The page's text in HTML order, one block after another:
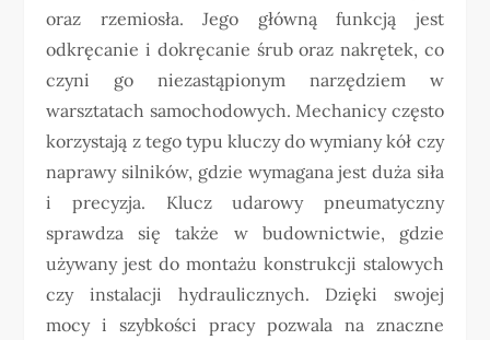
oraz rzemiosła. Jego główną funkcją jest
odkręcanie i dokręcanie śrub oraz nakrętek, co
czyni go niezastąpionym narzędziem w
warsztatach samochodowych. Mechanicy często
korzystają z tego typu kluczy do wymiany kół czy
naprawy silników, gdzie wymagana jest duża siła
i precyzja. Klucz udarowy pneumatyczny
sprawdza się także w budownictwie, gdzie
używany jest do montażu konstrukcji stalowych
czy instalacji hydraulicznych. Dzięki swojej
mocy i szybkości pracy pozwala na znaczne